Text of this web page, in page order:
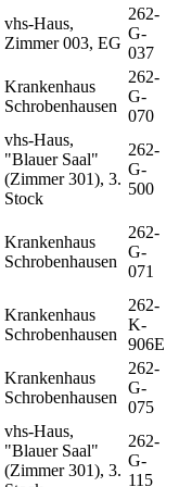
vhs-Haus,
Zimmer 003, EG
262-
G-
037
Krankenhaus
Schrobenhausen
262-
G-
070
vhs-Haus,
"Blauer Saal"
(Zimmer 301), 3.
Stock
262-
G-
500
Krankenhaus
Schrobenhausen
262-
G-
071
Krankenhaus
Schrobenhausen
262-
K-
906E
Krankenhaus
Schrobenhausen
262-
G-
075
vhs-Haus,
"Blauer Saal"
(Zimmer 301), 3.
262-
G-
115